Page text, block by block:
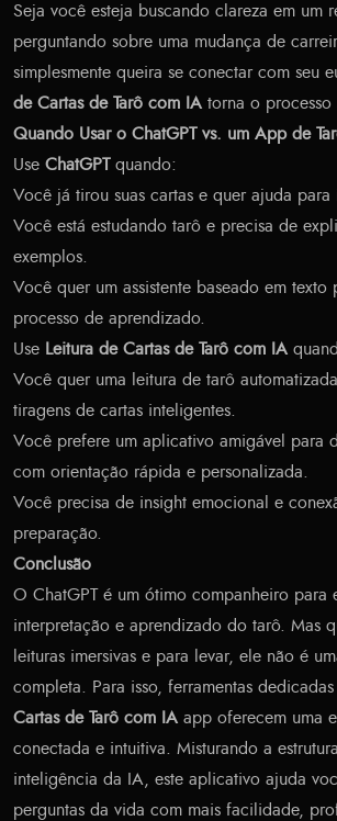
Seja você esteja buscando clareza em um
perguntando sobre uma mudança de
simplesmente queira se conectar com seu
de Cartas de Tarô com IA torna o processo
Quando Usar o ChatGPT vs. um App de
Use ChatGPTquando:
Você já tirou suas cartas e quer ajuda para
Você está estudando tarô e precisa de
exemplos.
Você quer um assistente baseado em texto
processo de aprendizado.
Use Leitura de Cartas de Tarô com IA
Você quer uma leitura de tarô
tiragens de cartas inteligentes.
Você prefere um aplicativo amigável para
com orientação rápida e personalizada.
Você precisa de insight emocional e
preparação.
Conclusão
O ChatGPT é um ótimo companheiro para
interpretação e aprendizado do tarô. Mas
leituras imersivas e para levar, ele não é
completa. Para isso, ferramentas
Cartas de Tarô com IA app oferecem uma
conectada e intuitiva. Misturando a
inteligência da IA, este aplicativo ajuda
perguntas da vida com mais facilidade,